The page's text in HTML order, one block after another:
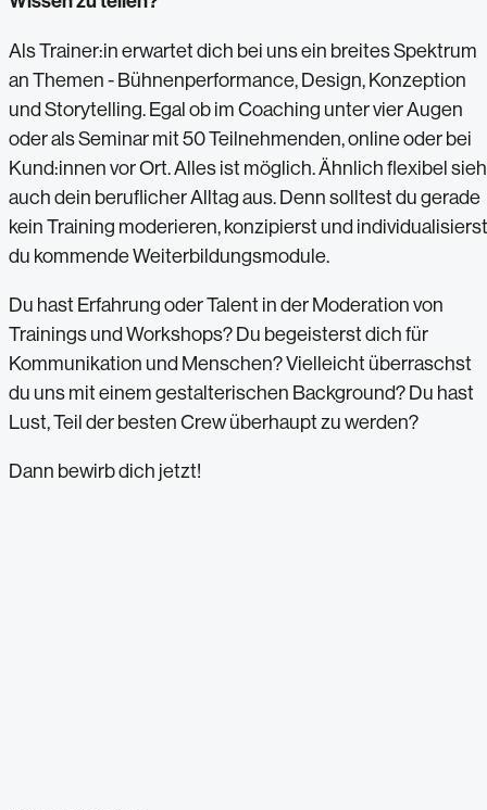
Als Trainer:in erwartet dich bei uns ein breites Spektrum
an Themen - Bühnenperformance, Design, Konzeption
und Storytelling. Egal ob im Coaching unter vier Augen
oder als Seminar mit 50 Teilnehmenden, online oder bei
Kund:innen vor Ort. Alles ist möglich. Ähnlich flexibel
auch dein beruflicher Alltag aus. Denn solltest du gerade
kein Training moderieren, konzipierst und individualisierst
du kommende Weiterbildungsmodule.
Du hast Erfahrung oder Talent in der Moderation von
Trainings und Workshops? Du begeisterst dich für
Kommunikation und Menschen? Vielleicht überraschst
du uns mit einem gestalterischen Background? Du hast
Lust, Teil der besten Crew überhaupt zu werden?
Dann bewirb dich jetzt!